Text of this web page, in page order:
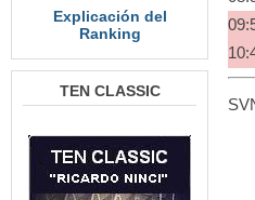
Explicación del
Ranking
TEN CLASSIC